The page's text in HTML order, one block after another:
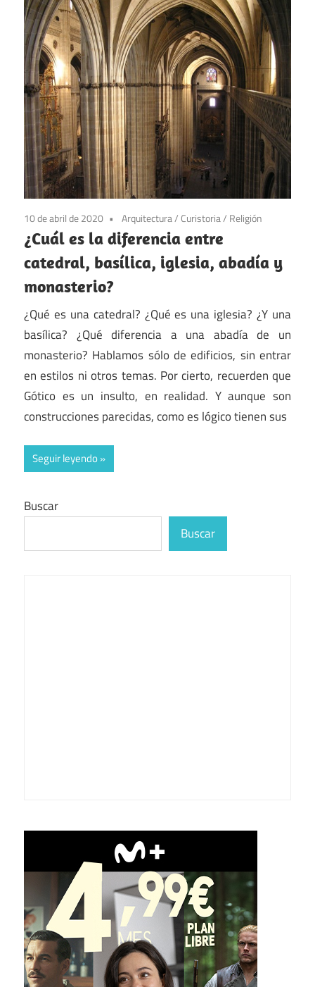
10 de abril de 2020 Arquitectura/ Curistoria/ Religión
¿Cuál es la diferencia entre
catedral, basílica, iglesia, abadía y
monasterio?
¿Qué es una catedral? ¿Qué es una iglesia? ¿Y una
basílica? ¿Qué diferencia a una abadía de un
monasterio? Hablamos sólo de edificios, sin entrar
en estilos ni otros temas. Por cierto, recuerden que
Gótico es un insulto, en realidad. Y aunque son
construcciones parecidas, como es lógico tienen sus
Seguir leyendo
Buscar
Buscar